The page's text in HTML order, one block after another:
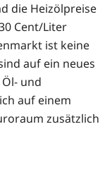
die Heizölpreise
Cent/Liter
ist keine
auf ein neues
und
auf einem
zusätzlich